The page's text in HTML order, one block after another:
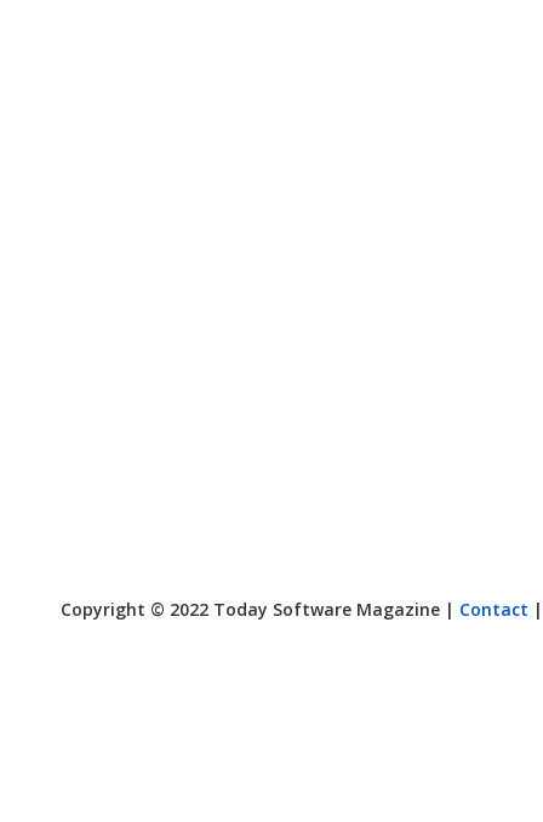
Copyright © 2022 Today Software Magazine | Contact